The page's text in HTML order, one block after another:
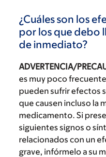
¿Cuáles son los
por los que debo
de inmediato?
ADVERTENCIA/
es muy poco
pueden sufrir efectos
que causen incluso la
medicamento. Si
siguientes signos o
relacionados con un
grave, infórmelo a su